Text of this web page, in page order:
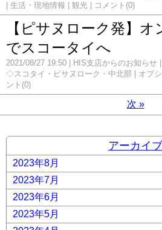
生活・現地情報
観光 コメント(0)
【ピサヌローク発】
でスコータイへ
2021/08/27 19:50 HIS支店からのお知らせ
◇スコタイ・ピサヌローク・中北部
オプ
ント(0)
次 »
アーカイブ
2023年8月
2023年7月
2023年6月
2023年5月